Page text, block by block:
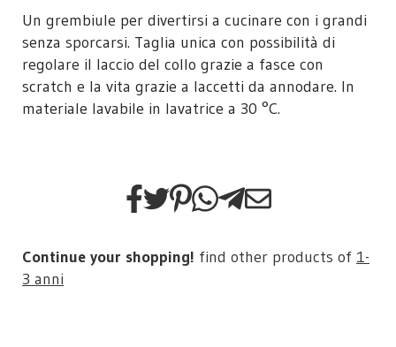
Un grembiule per divertirsi a cucinare con i grandi
senza sporcarsi. Taglia unica con possibilità di
regolare il laccio del collo grazie a fasce con
scratch e la vita grazie a laccetti da annodare. In
materiale lavabile in lavatrice a 30 °C.
Continue your shopping! find other products of 1-
3 anni